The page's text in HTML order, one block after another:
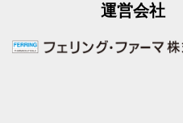
運営会社